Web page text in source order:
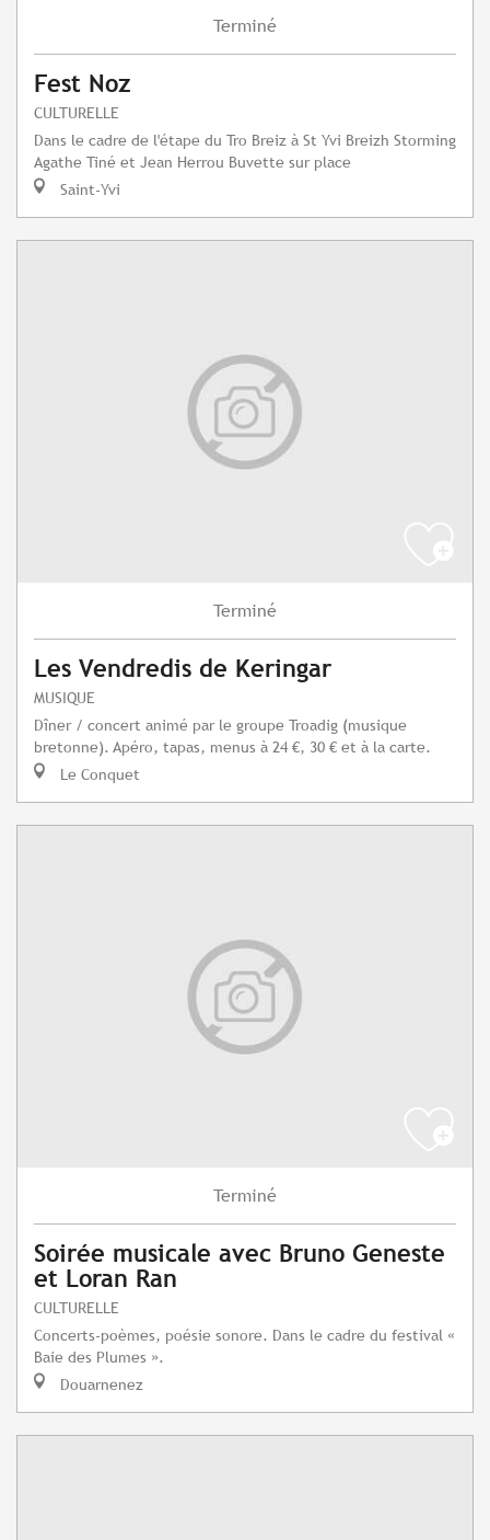
Terminé
Fest Noz
CULTURELLE
Dans le cadre de l'étape du Tro Breiz à St Yvi Breizh Storming
Agathe Tiné et Jean Herrou Buvette sur place
Saint-Yvi
Terminé
Les Vendredis de Keringar
MUSIQUE
Dîner / concert animé par le groupe Troadig (musique
bretonne). Apéro, tapas, menus à 24 €, 30 € et à la carte.
Le Conquet
Terminé
Soirée musicale avec Bruno Geneste
et Loran Ran
CULTURELLE
Concerts-poèmes, poésie sonore. Dans le cadre du festival «
Baie des Plumes ».
Douarnenez